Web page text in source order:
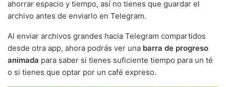
ahorrar espacio y tiempo, así no tienes que guardar el
archivo antes de enviarlo en Telegram.
Al enviar archivos grandes hacia Telegram compartidos
desde otra app, ahora podrás ver una barra de progreso
animada para saber si tienes suficiente tiempo para un té
o si tienes que optar por un café expreso.